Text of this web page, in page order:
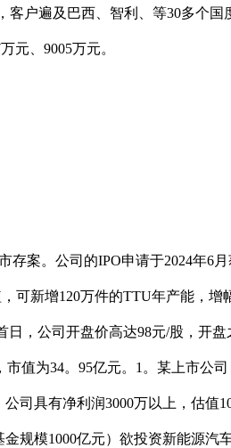
客户遍及巴西、智利、等30多个国
元、9005万元。
存案。公司的IPO申请于2024年6
可新增120万件的TTU年产能，增
日，公司开盘价高达98元/股，开
值为34。95亿元。1。某上市公
司具有净利润3000万以上，估值
规模1000亿元）欲投资新能源汽